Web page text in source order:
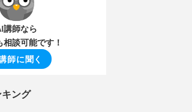
講師なら
相談可能です！
師に聞く
ング